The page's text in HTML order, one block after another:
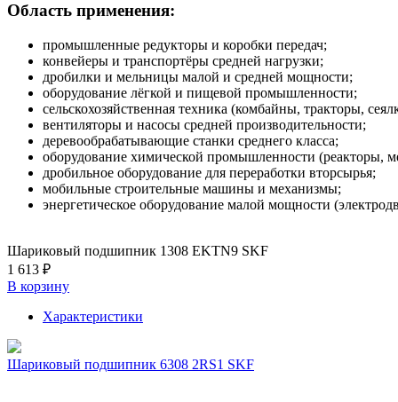
Область применения:
промышленные редукторы и коробки передач;
конвейеры и транспортёры средней нагрузки;
дробилки и мельницы малой и средней мощности;
оборудование лёгкой и пищевой промышленности;
сельскохозяйственная техника (комбайны, тракторы,
вентиляторы и насосы средней производительности;
деревообрабатывающие станки среднего класса;
оборудование химической промышленности (реакторы,
дробильное оборудование для переработки вторсырья;
мобильные строительные машины и механизмы;
энергетическое оборудование малой мощности
Шариковый подшипник 1308 EKTN9 SKF
1 613 ₽
В корзину
Характеристики
Шариковый подшипник 6308 2RS1 SKF